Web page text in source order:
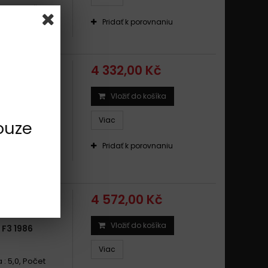
: 5,0, Počet
Pridať k porovnaniu
5,0, Počet
4 332,00 Kč
Vložiť do košíka
Viac
Pridať k porovnaniu
1986
: 5,0, Počet
4 572,00 Kč
Vložiť do košíka
Viac